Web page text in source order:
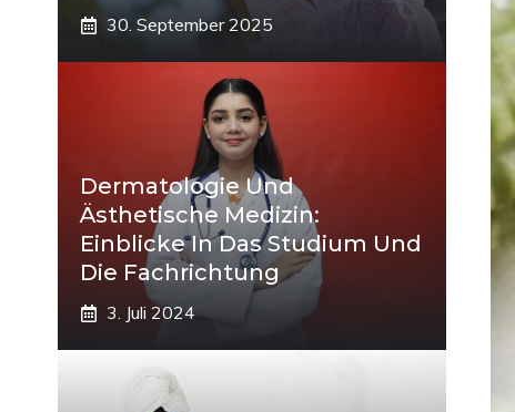
30. September 2025
Dermatologie Und
Ästhetische Medizin:
Einblicke In Das Studium Und
Die Fachrichtung
3. Juli 2024